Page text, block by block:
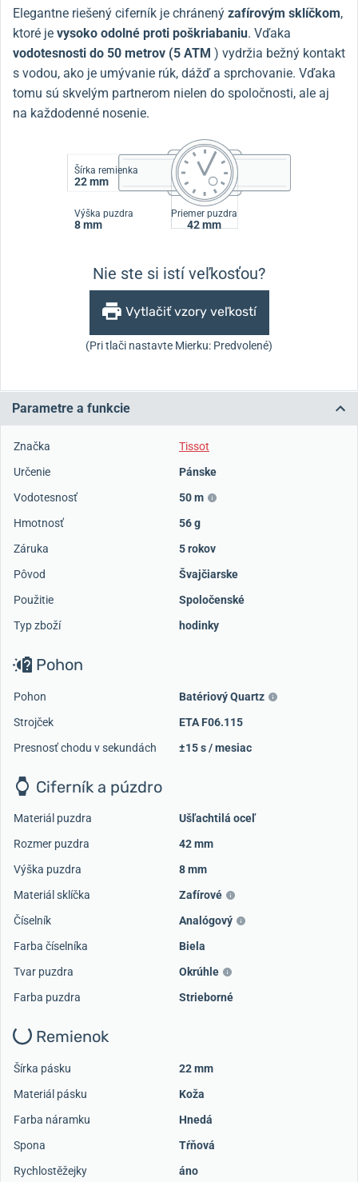
Elegantne riešený ciferník je chránený zafírovým sklíčkom,
ktoré je vysoko odolné proti poškriabaniu. Vďaka
vodotesnosti do 50 metrov (5 ATM ) vydržia bežný kontakt
s vodou, ako je umývanie rúk, dážď a sprchovanie. Vďaka
tomu sú skvelým partnerom nielen do spoločnosti, ale aj
na každodenné nosenie.
Šírka remienka
22 mm
Výška puzdra
8 mm
Priemer puzdra
42 mm
Nie ste si istí veľkosťou?
Vytlačiť vzory veľkostí
(Pri tlači nastavte Mierku: Predvolené)
Parametre a funkcie
Značka
Tissot
Určenie
Pánske
Vodotesnosť
50 m
Hmotnosť
56 g
Záruka
5 rokov
Pôvod
Švajčiarske
Použitie
Spoločenské
Typ zboží
hodinky
Pohon
Pohon
Batériový Quartz
Strojček
ETA F06.115
Presnosť chodu v sekundách
±15 s / mesiac
Ciferník a púzdro
Materiál puzdra
Ušľachtilá oceľ
Rozmer puzdra
42 mm
Výška puzdra
8 mm
Materiál sklíčka
Zafírové
Číselník
Analógový
Farba číselníka
Biela
Tvar puzdra
Okrúhle
Farba puzdra
Strieborné
Remienok
Šírka pásku
22 mm
Materiál pásku
Koža
Farba náramku
Hnedá
Spona
Tŕňová
Rychlostěžejky
áno